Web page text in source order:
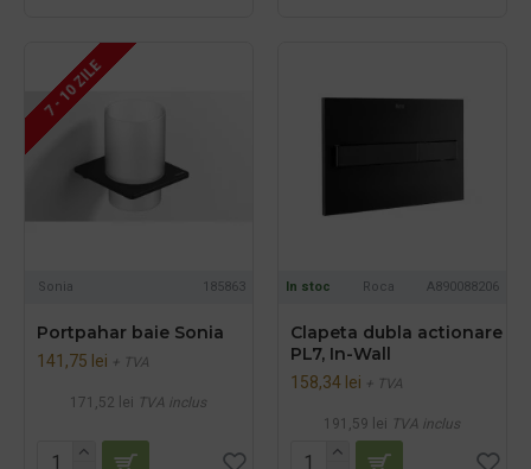
7 - 10 ZILE
Sonia 185863
Portpahar baie Sonia
141,75 lei + TVA
171,52 lei TVA inclus
In stoc Roca A890088206
Clapeta dubla actionare
PL7, In-Wall
158,34 lei + TVA
191,59 lei TVA inclus